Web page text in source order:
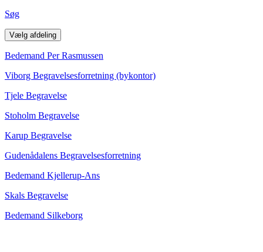
Søg
Vælg afdeling
Bedemand Per Rasmussen
Viborg Begravelsesforretning (bykontor)
Tjele Begravelse
Stoholm Begravelse
Karup Begravelse
Gudenådalens Begravelsesforretning
Bedemand Kjellerup-Ans
Skals Begravelse
Bedemand Silkeborg